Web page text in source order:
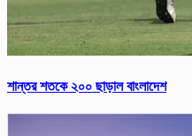
শান্তর শতকে ২০০ ছাড়াল বাংলাদেশ